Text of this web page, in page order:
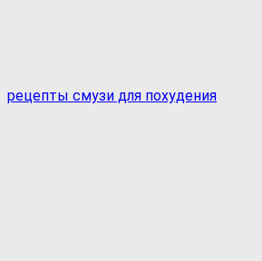
рецепты смузи для похудения